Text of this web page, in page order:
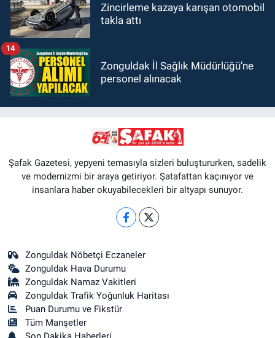
Zincirleme kazaya karışan otomobil
takla attı
Zonguldak İl Sağlık Müdürlüğü’ne
personel alınacak
14
Şafak Gazetesi, yepyeni temasıyla sizleri buluştururken, sadelik
ve modernizmi bir araya getiriyor. Şatafattan kaçınıyor ve
insanlara haber okuyabilecekleri bir altyapı sunuyor.
Zonguldak Nöbetçi Eczaneler
Zonguldak Hava Durumu
Zonguldak Namaz Vakitleri
Zonguldak Trafik Yoğunluk Haritası
Puan Durumu ve Fikstür
Tüm Manşetler